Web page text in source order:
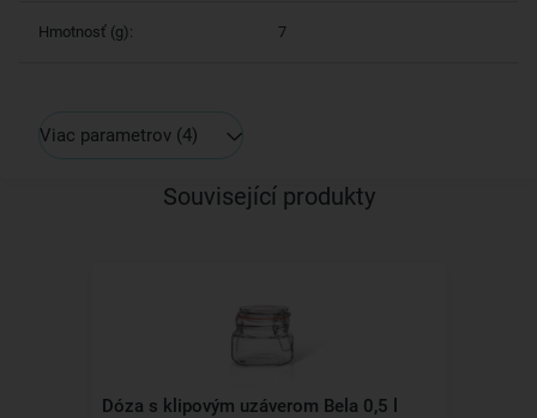
Hmotnosť (g): 7
Viac parametrov (4)
Související produkty
Dóza s klipovým uzáverom Bela 0,5 l